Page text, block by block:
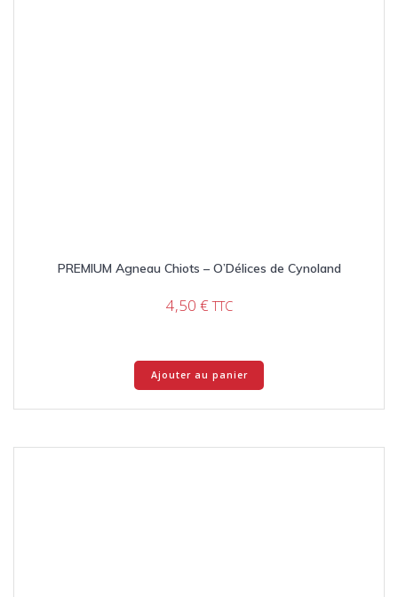
PREMIUM Agneau Chiots – O’Délices de Cynoland
4,50 € TTC
Ajouter au panier